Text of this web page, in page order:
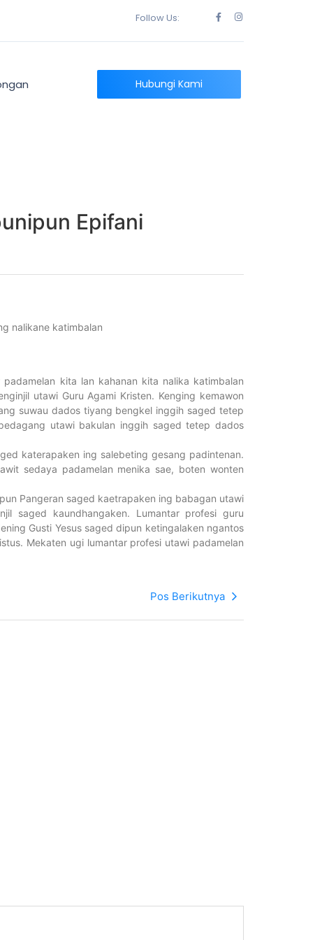
Follow Us:
Hubungi Kami
Epifani
nalikane katimbalan
kita lan kahanan kita nalika katimbalan
utawi Guru Agami Kristen. Kenging kemawon
suwau dados tiyang bengkel inggih saged tetep
utawi bakulan inggih saged tetep dados
katerapaken ing salebeting gesang padintenan.
sedaya padamelan menika sae, boten wonten
Pangeran saged kaetrapaken ing babagan utawi
saged kaundhangaken. Lumantar profesi guru
Gusti Yesus saged dipun ketingalaken ngantos
Mekaten ugi lumantar profesi utawi padamelan
Pos Berikutnya